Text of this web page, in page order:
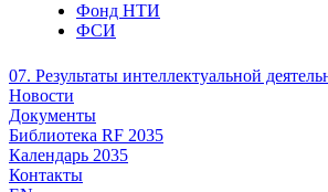
Фонд НТИ
ФСИ
07. Результаты интеллектуальной
Новости
Документы
Библиотека RF 2035
Календарь 2035
Контакты